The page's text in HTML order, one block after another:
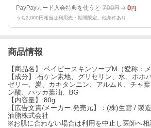
PayPayカード入会特典を使うと 700円 0円
うち2,000円相当は利用先・期間限定。他条件あり
商品情報
【商品名】:ベイビースキンソープM（愛称：
【成分】:石ケン素地、グリセリン、水、ホホ
ゼリー、炭、カキタンニン、アルムＫ、チャ
ン酸、ハッカ葉油、BG
【内容量】:80g
【広告文責/メーカー:発売元】：(株)生雲 / 製
油脂株式会社
※お肌に合わない場合は利用を中止し医師へ相